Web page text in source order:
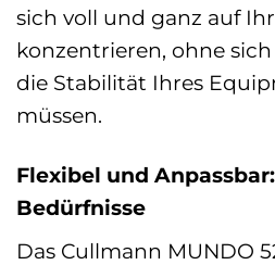
sich voll und ganz auf
konzentrieren, ohne
die Stabilität Ihres
müssen.
Flexibel und
Bedürfnisse
Das Cullmann MUNDO